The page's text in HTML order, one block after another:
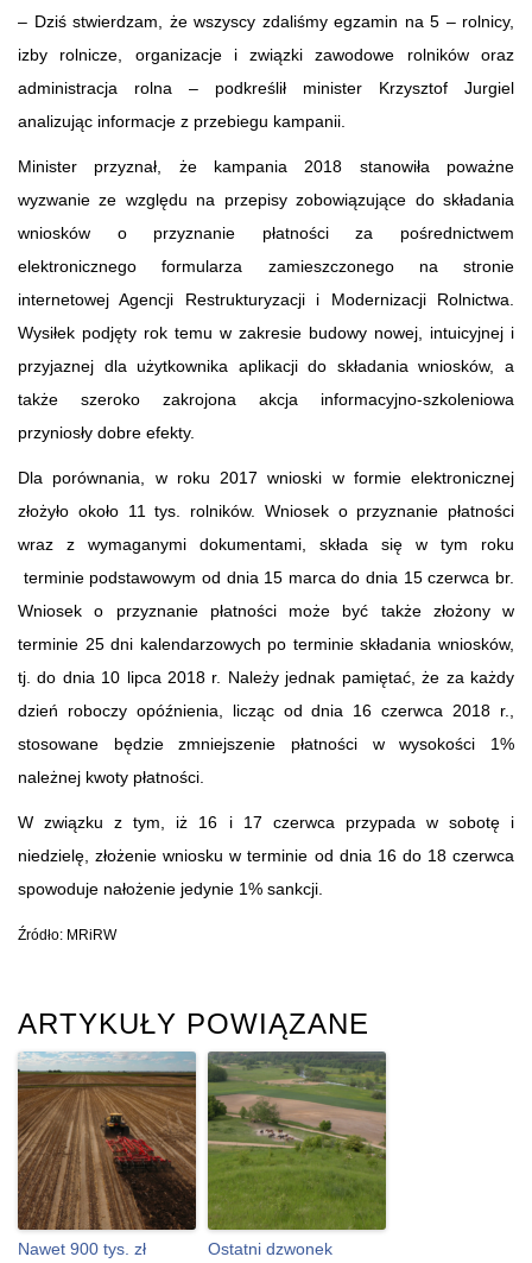
– Dziś stwierdzam, że wszyscy zdaliśmy egzamin na 5 – rolnicy,
izby rolnicze, organizacje i związki zawodowe rolników oraz
administracja rolna – podkreślił minister Krzysztof Jurgiel
analizując informacje z przebiegu kampanii.
Minister przyznał, że kampania 2018 stanowiła poważne
wyzwanie ze względu na przepisy zobowiązujące do składania
wniosków o przyznanie płatności za pośrednictwem
elektronicznego formularza zamieszczonego na stronie
internetowej Agencji Restrukturyzacji i Modernizacji Rolnictwa.
Wysiłek podjęty rok temu w zakresie budowy nowej, intuicyjnej i
przyjaznej dla użytkownika aplikacji do składania wniosków, a
także szeroko zakrojona akcja informacyjno-szkoleniowa
przyniosły dobre efekty.
Dla porównania, w roku 2017 wnioski w formie elektronicznej
złożyło około 11 tys. rolników. Wniosek o przyznanie płatności
wraz z wymaganymi dokumentami, składa się w tym roku
terminie podstawowym od dnia 15 marca do dnia 15 czerwca br.
Wniosek o przyznanie płatności może być także złożony w
terminie 25 dni kalendarzowych po terminie składania wniosków,
tj. do dnia 10 lipca 2018 r. Należy jednak pamiętać, że za każdy
dzień roboczy opóźnienia, licząc od dnia 16 czerwca 2018 r.,
stosowane będzie zmniejszenie płatności w wysokości 1%
należnej kwoty płatności.
W związku z tym, iż 16 i 17 czerwca przypada w sobotę i
niedzielę, złożenie wniosku w terminie od dnia 16 do 18 czerwca
spowoduje nałożenie jedynie 1% sankcji.
Źródło: MRiRW
ARTYKUŁY POWIĄZANE
Nawet 900 tys. zł
Ostatni dzwonek